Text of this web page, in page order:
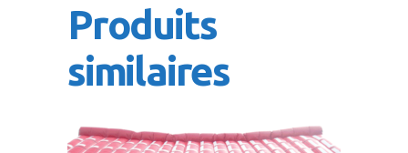
Produits
similaires